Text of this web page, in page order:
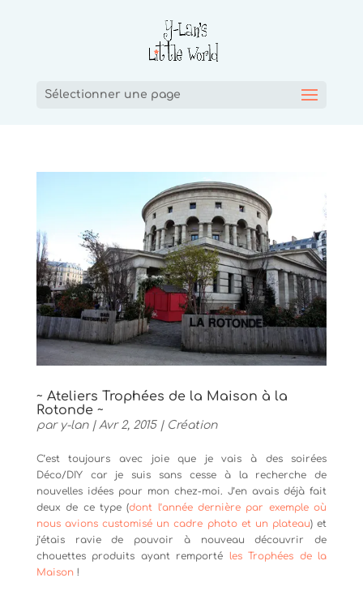
Sélectionner une page
~ Ateliers Trophées de la Maison à la
Rotonde ~
par y-lan| Avr 2, 2015| Création
C’est toujours avec joie que je vais à des soirées
Déco/DIY car je suis sans cesse à la recherche de
nouvelles idées pour mon chez-moi. J’en avais déjà fait
deux de ce type (dont l’année dernière par exemple où
nous avions customisé un cadre photo et un plateau) et
j’étais ravie de pouvoir à nouveau découvrir de
chouettes produits ayant remporté les Trophées de la
Maison!